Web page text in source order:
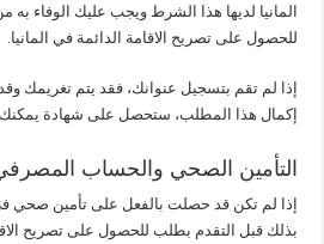
المانيا لديها هذا الشرط ويجب عليك الوفاء
للحصول على تصريح الاقامة الدائمة في المانيا.
إذا لم تقم بتسجيل عنوانك، فقد يتم تغريمك
إكمال هذا المطلب، ستحصل على شهادة يمكنك
التأمين الصحي والحساب
إذا لم تكن قد حصلت بالفعل على تأمين صحي في
بذلك قبل التقدم بطلب للحصول على تصريح